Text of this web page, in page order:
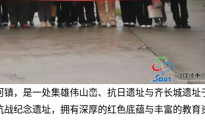
，是一处集雄伟山峦、抗日遗址与齐长城遗址
纪念遗址，拥有深厚的红色底蕴与丰富的教育